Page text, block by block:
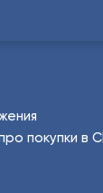
покупки в